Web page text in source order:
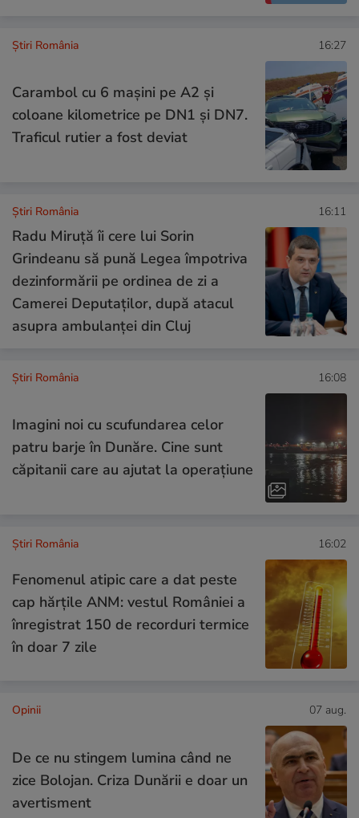
Știri România 16:27
Carambol cu 6 mașini pe A2 și
coloane kilometrice pe DN1 și DN7.
Traficul rutier a fost deviat
Știri România 16:11
Radu Miruță îi cere lui Sorin
Grindeanu să pună Legea împotriva
dezinformării pe ordinea de zi a
Camerei Deputaților, după atacul
asupra ambulanței din Cluj
Știri România 16:08
Imagini noi cu scufundarea celor
patru barje în Dunăre. Cine sunt
căpitanii care au ajutat la operațiune
Știri România 16:02
Fenomenul atipic care a dat peste
cap hărțile ANM: vestul României a
înregistrat 150 de recorduri termice
în doar 7 zile
Opinii 07 aug.
De ce nu stingem lumina când ne
zice Bolojan. Criza Dunării e doar un
avertisment